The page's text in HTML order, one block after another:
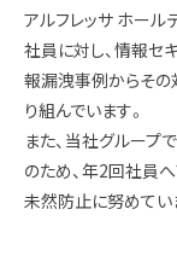
アルフレッサ ホール
社員に対し、情報セ
報漏洩事例からそ
り組んでいます。
また、当社グループ
のため、年2回社員
未然防止に努めてい